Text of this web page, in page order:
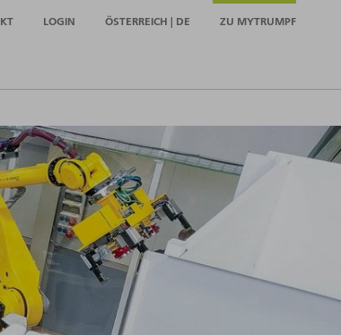
LOGIN ÖSTERREICH | DE ZU MYTRUMPF